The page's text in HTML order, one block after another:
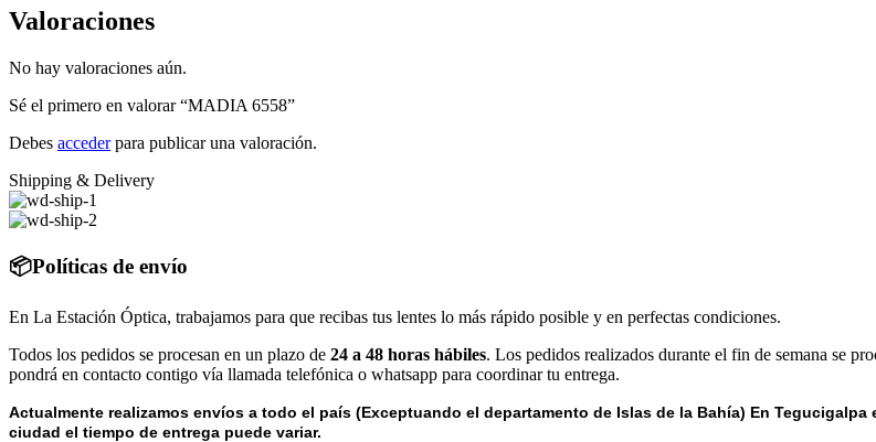
Valoraciones
No hay valoraciones aún.
Sé el primero en valorar “MADIA 6558”
Debes accederpara publicar una valoración.
Shipping & Delivery
📦Políticas de envío
En La Estación Óptica, trabajamos para que recibas tus lentes lo más rápido posible y en perfectas condiciones.
Todos los pedidos se procesan en un plazo de 24 a 48 horas hábiles. Los pedidos realizados durante el fin de semana se
pondrá en contacto contigo vía llamada telefónica o whatsapp para coordinar tu entrega.
Actualmente realizamos envíos a todo el país (Exceptuando el departamento de Islas de la Bahía) En Tegucigalpa
ciudad el tiempo de entrega puede variar.